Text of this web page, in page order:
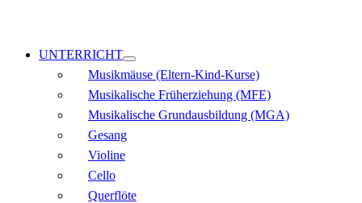
UNTERRICHT
Musikmäuse (Eltern-Kind-Kurse)
Musikalische Früherziehung (MFE)
Musikalische Grundausbildung (MGA)
Gesang
Violine
Cello
Querflöte